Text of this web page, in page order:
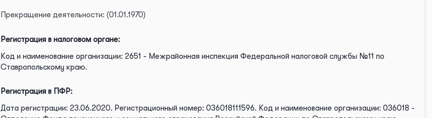
Прекращение деятельности: (01.01.1970)
Регистрация в налоговом органе:
Код и наименование организации: 2651 - Межрайонная инспекция Федеральной налоговой службы №11 по
Ставропольскому краю.
Регистрация в ПФР:
Дата регистрации: 23.06.2020. Регистрационный номер: 036018111596. Код и наименование организации: 036018 -